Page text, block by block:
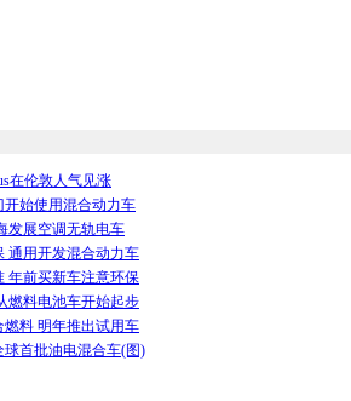
在伦敦人气见涨
始使用混合动力车
发展空调无轨电车
通用开发混合动力车
年前买新车注意环保
燃料电池车开始起步
燃料 明年推出试用车
球首批油电混合车(图)